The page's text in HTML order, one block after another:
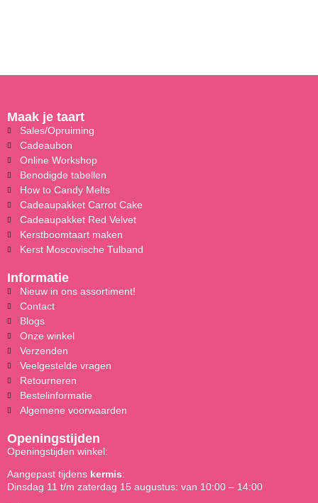
Maak je taart
Sales/Opruiming
Cadeaubon
Online Workshop
Benodigde tabellen
How to Candy Melts
Cadeaupakket Carrot Cake
Cadeaupakket Red Velvet
Kerstboomtaart maken
Kerst Moscovische Tulband
Informatie
Nieuw in ons assortiment!
Contact
Blogs
Onze winkel
Verzenden
Veelgestelde vragen
Retourneren
Bestelinformatie
Algemene voorwaarden
Openingstijden
Openingstijden winkel:
Aangepast tijdens kermis:
Dinsdag 11 t/m zaterdag 15 augustus: van 10:00 – 14:00